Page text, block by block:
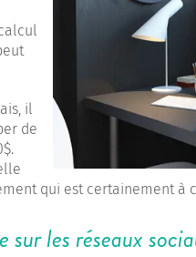
il
de
qui est certainement à
sur les réseaux